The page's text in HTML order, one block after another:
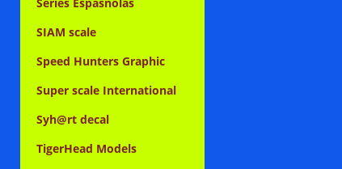
SIAM scale
Speed Hunters Graphic
Super scale International
Syh@rt decal
TigerHead Models